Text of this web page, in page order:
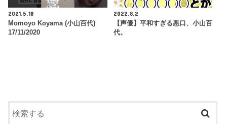
2021.5.18
Momoyo Koyama (小山百代)
17/11/2020
2022.8.2
【声優】平和すぎる悪口、小山百
代。